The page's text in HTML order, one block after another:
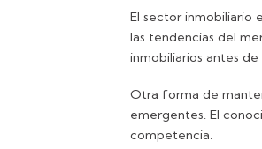
El sector inmobiliario
las tendencias del
inmobiliarios antes de
Otra forma de
emergentes. El
competencia.